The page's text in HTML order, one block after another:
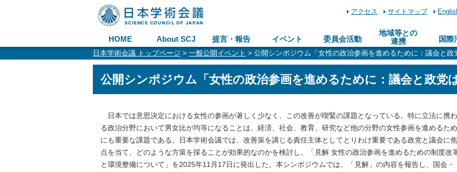
アクセス サイトマップ
HOME About SCJ 提言・報告 イベント 委員会活動
地域等との
連携
国際
日本学術会議 トップページ > 一般公開イベント > 公開シンポジウム「女性の政治参画を進めるために：議会と政
公開シンポジウム「女性の政治参画を進めるために：議会と政党
日本では意思決定における女性の参画が著しく少なく、この改善が喫緊の課題となっている。特に立法に携わ
る政治分野において男女比が均等になることは、経済、社会、教育、研究など他の分野の女性参画を進めるため
にも重要な課題である。日本学術会議では、改善策を講じる責任主体としてとりわけ重要である政党と議会に焦
点を当て、どのような方策を採ることが効果的なのかを検討し、「見解 女性の政治参画を進めるための制度改
と環境整備について」を2025年11月17日に発出した。本シンポジウムでは、「見解」の内容を報告し、国会・